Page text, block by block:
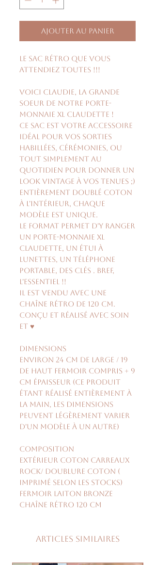
Ajouter au panier
Le sac rétro que vous
attendiez toutes !!!
Voici Claudie, la grande
soeur de notre porte-
monnaie XL Claudette !
Ce sac est votre accessoire
idéal pour vos sorties
habillées, cérémonies, ou
tout simplement au
quotidien pour donner un
look vintage à vos tenues ;)
Entièrement doublé coton
à l'intérieur, chaque
modèle est unique.
Le format permet d'y ranger
un porte-monnaie XL
Claudette, un étui à
lunettes, un téléphone
portable, des clés . Bref,
l'essentiel !!
Il est vendu avec une
chaîne rétro de 120 cm.
Conçu et réalisé avec soin
et ♥
Dimensions
environ 24 cm de large / 19
de haut fermoir compris + 9
cm épaisseur (ce produit
étant réalisé entièrement à
la main, les dimensions
peuvent légèrement varier
d'un modèle à un autre)
Composition
extérieur coton carreaux
rock/ doublure coton (
imprimé selon les stocks)
fermoir laiton bronze
chaîne rétro 120 cm
Articles similaires